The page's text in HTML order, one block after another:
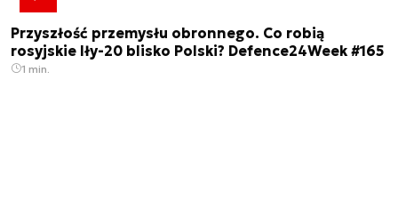
Przyszłość przemysłu obronnego. Co robią
rosyjskie Iły-20 blisko Polski? Defence24Week #165
1 min.